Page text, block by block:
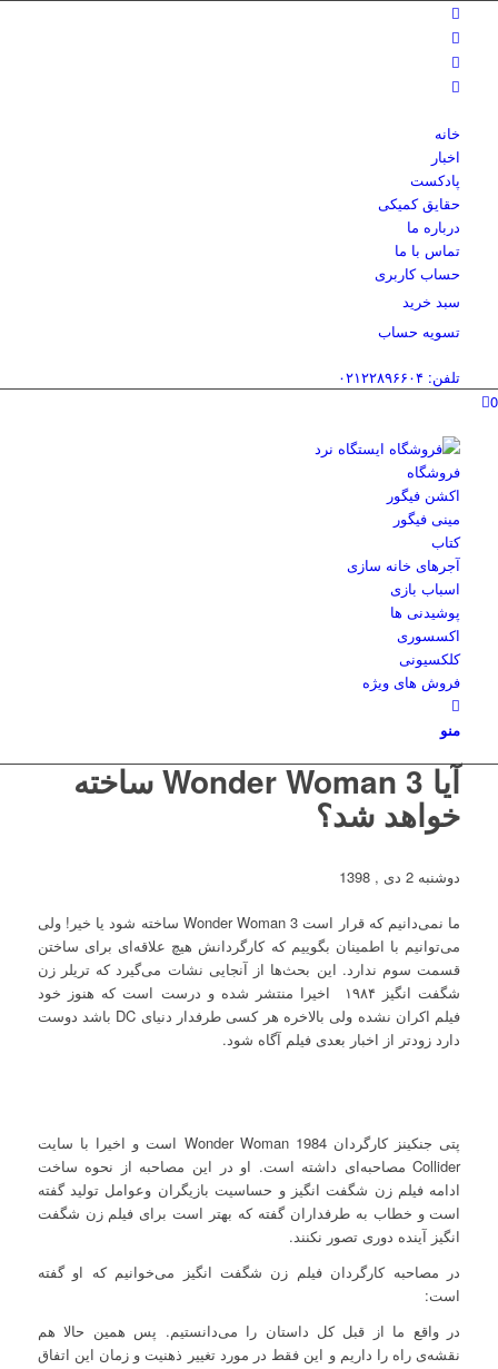
خانه
اخبار
پادکست
حقایق کمیکی
درباره ما
تماس با ما
حساب کاربری
سبد خرید
تسویه حساب
تلفن: ۰۲۱۲۲۸۹۶۶۰۴
0
فروشگاه
اکشن فیگور
مینی فیگور
کتاب
آجرهای خانه سازی
اسباب بازی
پوشیدنی ها
اکسسوری
کلکسیونی
فروش های ویژه
منو
آیا Wonder Woman 3 ساخته
خواهد شد؟
دوشنبه 2 دی , 1398
ما نمی‌دانیم که قرار است Wonder Woman 3 ساخته شود یا خیر! ولی
می‌توانیم با اطمینان بگوییم که کارگردانش هیچ علاقه‌ای برای ساختن
قسمت سوم ندارد. این بحث‌ها از آنجایی نشات می‌گیرد که تریلر زن
شگفت انگیز ۱۹۸۴ اخیرا منتشر شده و درست است که هنوز خود
فیلم اکران نشده ولی بالاخره هر کسی طرفدار دنیای DC باشد دوست
دارد زودتر از اخبار بعدی فیلم آگاه شود.
پتی جنکینز کارگردان Wonder Woman 1984 است و اخیرا با سایت
Collider مصاحبه‌ای داشته است. او در این مصاحبه از نحوه ساخت
ادامه فیلم زن شگفت انگیز و حساسیت بازیگران وعوامل تولید گفته
است و خطاب به طرفداران گفته که بهتر است برای فیلم زن شگفت
انگیز آینده دوری تصور نکنند.
در مصاحبه کارگردان فیلم زن شگفت انگیز می‌خوانیم که او گفته
است:
در واقع ما از قبل کل داستان را می‌دانستیم. پس همین حالا هم
نقشه‌ی راه را داریم و این فقط در مورد تغییر ذهنیت و زمان این اتفاق